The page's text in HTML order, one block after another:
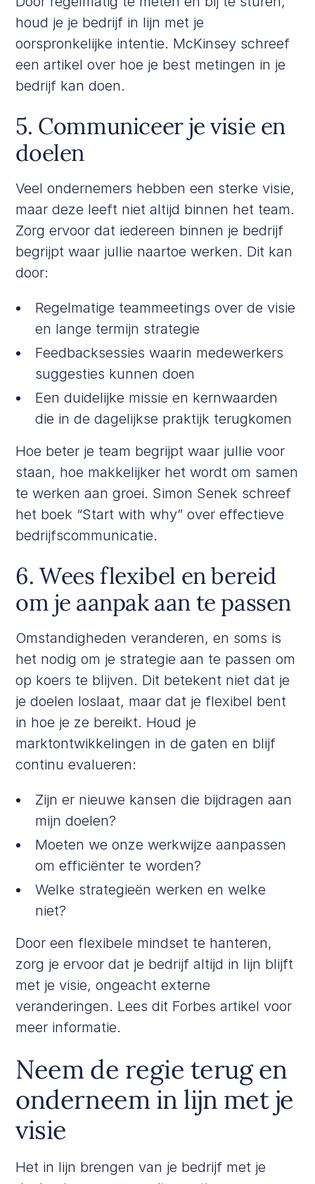
houd je je bedrijf in lijn met je
oorspronkelijke intentie. McKinsey schreef
een artikel over hoe je best metingen in je
bedrijf kan doen.
5. Communiceer je visie en
doelen
Veel ondernemers hebben een sterke visie,
maar deze leeft niet altijd binnen het team.
Zorg ervoor dat iedereen binnen je bedrijf
begrijpt waar jullie naartoe werken. Dit kan
door:
Regelmatige teammeetings over de visie
en lange termijn strategie
Feedbacksessies waarin medewerkers
suggesties kunnen doen
Een duidelijke missie en kernwaarden
die in de dagelijkse praktijk terugkomen
Hoe beter je team begrijpt waar jullie voor
staan, hoe makkelijker het wordt om samen
te werken aan groei. Simon Senek schreef
het boek “Start with why” over effectieve
bedrijfscommunicatie.
6. Wees flexibel en bereid
om je aanpak aan te passen
Omstandigheden veranderen, en soms is
het nodig om je strategie aan te passen om
op koers te blijven. Dit betekent niet dat je
je doelen loslaat, maar dat je flexibel bent
in hoe je ze bereikt. Houd je
marktontwikkelingen in de gaten en blijf
continu evalueren:
Zijn er nieuwe kansen die bijdragen aan
mijn doelen?
Moeten we onze werkwijze aanpassen
om efficiënter te worden?
Welke strategieën werken en welke
niet?
Door een flexibele mindset te hanteren,
zorg je ervoor dat je bedrijf altijd in lijn blijft
met je visie, ongeacht externe
veranderingen. Lees dit Forbes artikel voor
meer informatie.
Neem de regie terug en
onderneem in lijn met je
visie
Het in lijn brengen van je bedrijf met je